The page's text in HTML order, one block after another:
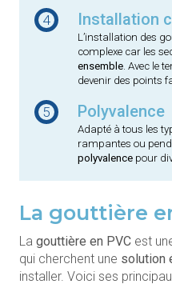
4 Installation
L’installation des
complexe car les
ensemble . Avec le
devenir des points
5 Polyvalence
Adapté à tous les
rampantes ou
polyvalence pour
La gouttière
La gouttière en PVC est
qui cherchent une solution
installer. Voici ses